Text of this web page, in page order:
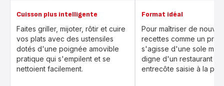
Cuisson plus intelligente
Faites griller, mijoter, rôtir et cuire
vos plats avec des ustensiles
dotés d'une poignée amovible
pratique qui s'empilent et se
nettoient facilement.
Format idéal
Pour maîtriser de
recettes comme un pro,
s'agisse d'une sole
digne d'un restaurant
entrecôte saisie à la